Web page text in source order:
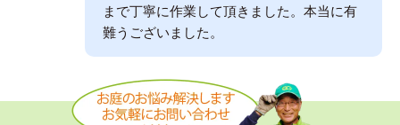
まで丁寧に作業して頂きました。本当に有
難うございました。